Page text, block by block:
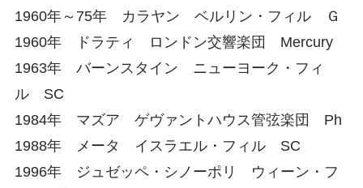
1960年～75年 カラヤン ベルリン・フィル Ｇ
1960年 ドラティ ロンドン交響楽団 Mercury
1963年 バーンスタイン ニューヨーク・フィ
ル SC
1984年 マズア ゲヴァントハウス管弦楽団 Ph
1988年 メータ イスラエル・フィル SC
1996年 ジュゼッペ・シノーポリ ウィーン・フ